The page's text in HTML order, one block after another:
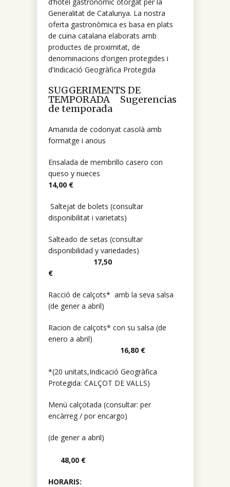
Generalitat de Catalunya. La nostra
oferta gastronòmica es basa en plats
de cuina catalana elaborats amb
productes de proximitat, de
denominacions d’origen protegides i
d’Indicació Geogràfica Protegida
SUGGERIMENTS DE
TEMPORADA Sugerencias
de temporada
Amanida de codonyat casolà amb
formatge i anous
Ensalada de membrillo casero con
queso y nueces
14,00 €
Saltejat de bolets (consultar
disponibilitat i varietats)
Salteado de setas (consultar
disponibilidad y variedades)
17,50
€
Racció de calçots* amb la seva salsa
(de gener a abril)
Racion de calçots* con su salsa (de
enero a abril)
16,80 €
*(20 unitats,Indicació Geogràfica
Protegida: CALÇOT DE VALLS)
Menú calçotada (consultar: per
encàrreg / por encargo)
(de gener a abril)
48,00 €
HORARIS: